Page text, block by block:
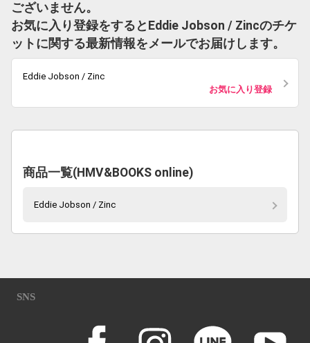
ございません。
お気に入り登録をするとEddie Jobson / Zincのチケ
ットに関する最新情報をメールでお届けします。
Eddie Jobson / Zinc
お気に入り登録
商品一覧(HMV&BOOKS online)
Eddie Jobson / Zinc
SNS